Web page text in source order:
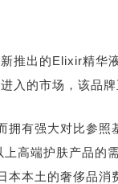
推出的Elixir精华
的市场，该品牌
拥有强大对比参
高端护肤产品的
本土的奢侈品消